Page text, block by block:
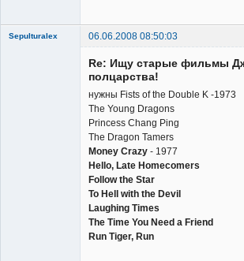
Sepulturalex
06.06.2008 08:50:03
Re: Ищу старые фильмы
полцарства!
нужны Fists of the Double K -1973
The Young Dragons
Princess Chang Ping
The Dragon Tamers
Money Crazy - 1977
Hello, Late Homecomers
Follow the Star
To Hell with the Devil
Laughing Times
The Time You Need a Friend
Run Tiger, Run